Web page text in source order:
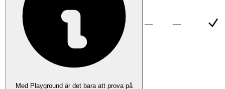
Med Playground är det bara att prova på
— —